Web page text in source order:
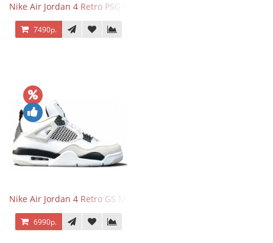
Nike Air Jordan 4 Retro PSG Paris Saint-Germain
7490р.
Nike Air Jordan 4 Retro GS Military Black
6990р.